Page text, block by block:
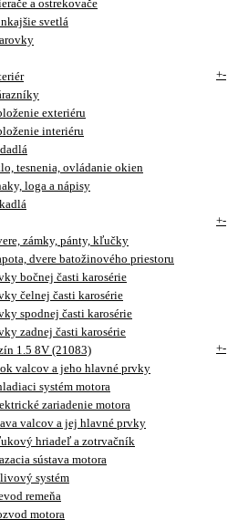
a ostrekovače
svetlá
+-
exteriéru
interiéru
tesnenia, ovládanie okien
loga a nápisy
+-
zámky, pánty, kľučky
dvere batožinového priestoru
bočnej časti karosérie
čelnej časti karosérie
spodnej časti karosérie
zadnej časti karosérie
1.5 8V (21083)
+-
valcov a jeho hlavné prvky
systém motora
zariadenie motora
valcov a jej hlavné prvky
hriadeľ a zotrvačník
sústava motora
systém
remeňa
motora